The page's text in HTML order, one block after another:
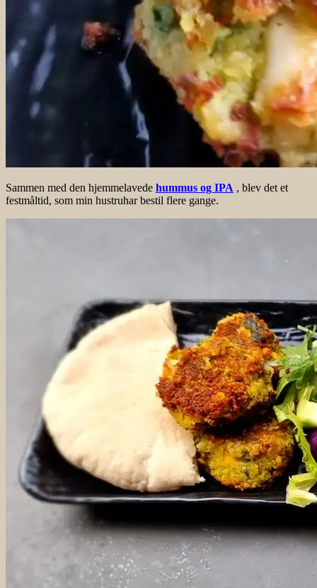
Sammen med den hjemmelavede hummus og IPA , blev det et
festmåltid, som min hustruhar bestil flere gange.